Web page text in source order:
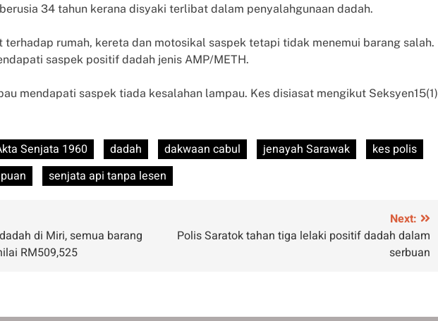
34 tahun kerana disyaki terlibat dalam penyalahgunaan dadah.
terhadap rumah, kereta dan motosikal saspek tetapi tidak menemui barang salah.
saspek positif dadah jenis AMP/METH.
mendapati saspek tiada kesalahan lampau. Kes disiasat mengikut Seksyen15(1)
Senjata 1960 dadah dakwaan cabul jenayah Sarawak
kes polis
senjata api tanpa lesen
di Miri, semua barang
RM509,525
Next:
Polis Saratok tahan tiga lelaki positif dadah dalam
serbuan